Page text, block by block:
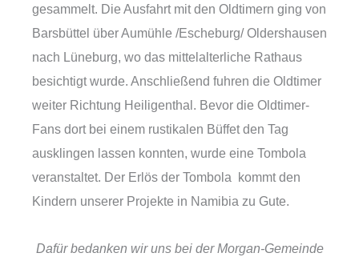
gesammelt. Die Ausfahrt mit den Oldtimern ging von
Barsbüttel über Aumühle /Escheburg/ Oldershausen
nach Lüneburg, wo das mittelalterliche Rathaus
besichtigt wurde. Anschließend fuhren die Oldtimer
weiter Richtung Heiligenthal. Bevor die Oldtimer-
Fans dort bei einem rustikalen Büffet den Tag
ausklingen lassen konnten, wurde eine Tombola
veranstaltet. Der Erlös der Tombola kommt den
Kindern unserer Projekte in Namibia zu Gute.
Dafür bedanken wir uns bei der Morgan-Gemeinde